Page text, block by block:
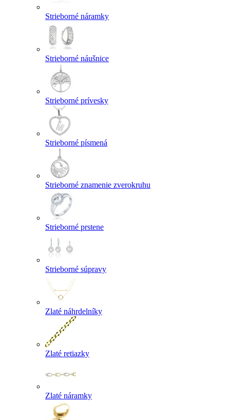
Strieborné náramky
Strieborné náušnice
Strieborné prívesky
Strieborné písmená
Strieborné znamenie zverokruhu
Strieborné prstene
Strieborné súpravy
Zlaté náhrdelníky
Zlaté retiazky
Zlaté náramky